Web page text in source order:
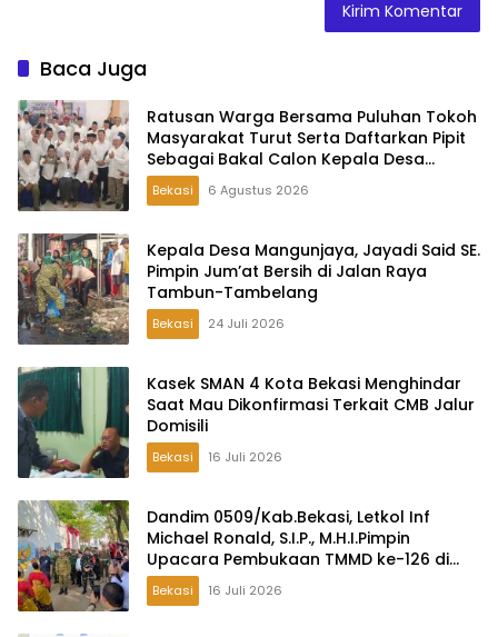
Baca Juga
Ratusan Warga Bersama Puluhan Tokoh
Masyarakat Turut Serta Daftarkan Pipit
Sebagai Bakal Calon Kepala Desa
Lambangsari
Bekasi 6 Agustus 2026
Kepala Desa Mangunjaya, Jayadi Said SE.
Pimpin Jum’at Bersih di Jalan Raya
Tambun-Tambelang
Bekasi 24 Juli 2026
Kasek SMAN 4 Kota Bekasi Menghindar
Saat Mau Dikonfirmasi Terkait CMB Jalur
Domisili
Bekasi 16 Juli 2026
Dandim 0509/Kab.Bekasi, Letkol Inf
Michael Ronald, S.I.P., M.H.I.Pimpin
Upacara Pembukaan TMMD ke-126 di
Desa Wibawamulya
Bekasi 16 Juli 2026